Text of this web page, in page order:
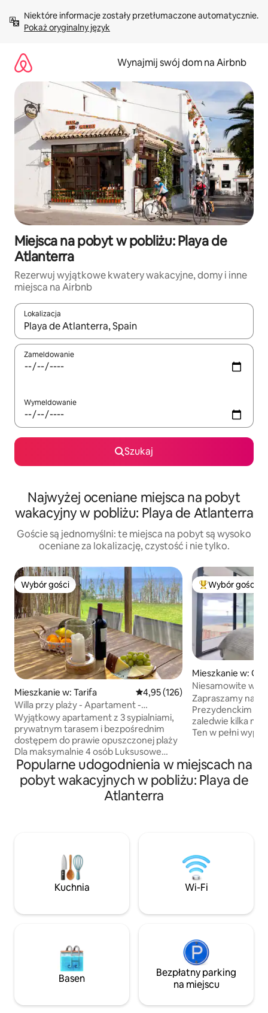
treści Pokaż oryginalny język
Wynajmij swój dom na Airbnb
Miejsca na pobyt w pobliżu: Playa de
Atlanterra
Rezerwuj wyjątkowe kwatery wakacyjne, domy i inne
miejsca na Airbnb
Lokalizacja
Gdy wyniki będą dostępne, możesz poruszać się po nich za
Zameldowanie
Wymeldowanie
Szukaj
Najwyżej oceniane miejsca na pobyt
wakacyjny w pobliżu: Playa de Atlanterra
Goście są jednomyślni: te miejsca na pobyt są wysoko
oceniane za lokalizację, czystość i nie tylko.
Wybór gości
Wybór gości
Mieszkanie w: Tarifa Średnia ocena: 4,95 na 5, liczba
4,95 (126)
Willa przy plaży - Apartament -
wyjątkowa lokalizacja
Wyjątkowy apartament z 3 sypialniami,
prywatnym tarasem i bezpośrednim
dostępem do prawie opuszczonej plaży
Dla maksymalnie 4 osób Luksusowe
wnętrze Chłodna letnia bryza na
zewnętrznym zadaszonym tarasie
z wspaniałym widokiem na ulicę
zaledwie 15 minut jazdy od Tarifa 2
restauracje w odległości spaceru Willa
składa się z 2 apartamentów
Wybór gości
Mieszkanie w:
Niesamowite
mieszkanie
Zapraszamy na
Prezydenckim w
zaledwie kilka
Ten w pełni
mogą korzystać z
basenu i spa za
należy uiścić
balkonu.
Popularne udogodnienia w miejscach na
pobyt wakacyjnych w pobliżu: Playa de
Atlanterra
Kuchnia Wi-Fi
Basen
Bezpłatny parking
na miejscu